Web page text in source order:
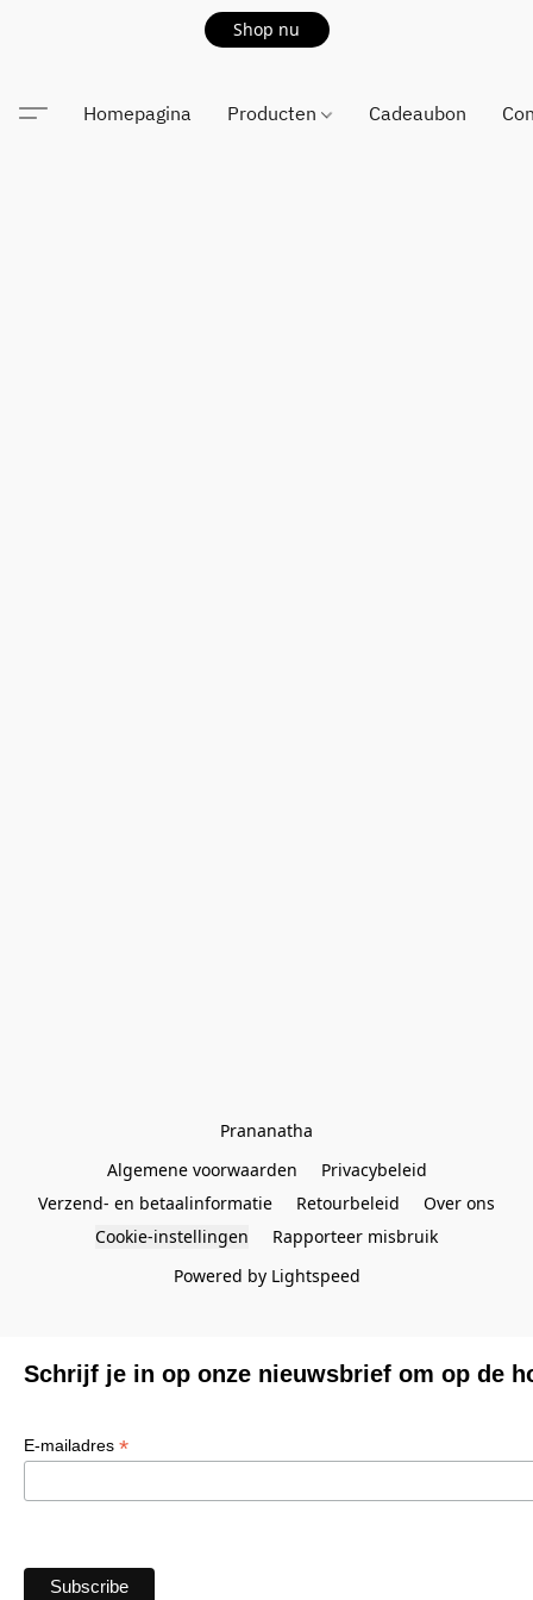
Shop nu
Homepagina Producten Cadeaubon
Prananatha
Algemene voorwaarden
Privacybeleid
Verzend- en betaalinformatie
Retourbeleid
Over ons
Cookie-instellingen
Rapporteer misbruik
Powered by Lightspeed
Schrijf je in op onze nieuwsbrief om op de
E-mailadres *